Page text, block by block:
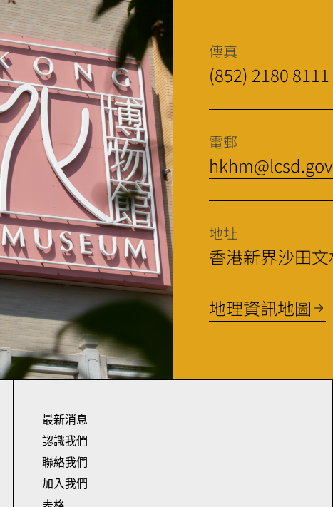
傳真
(852) 2180 8111
電郵
地址
香港新界沙田
地理資訊地圖
最新消息
認識我們
聯絡我們
加入我們